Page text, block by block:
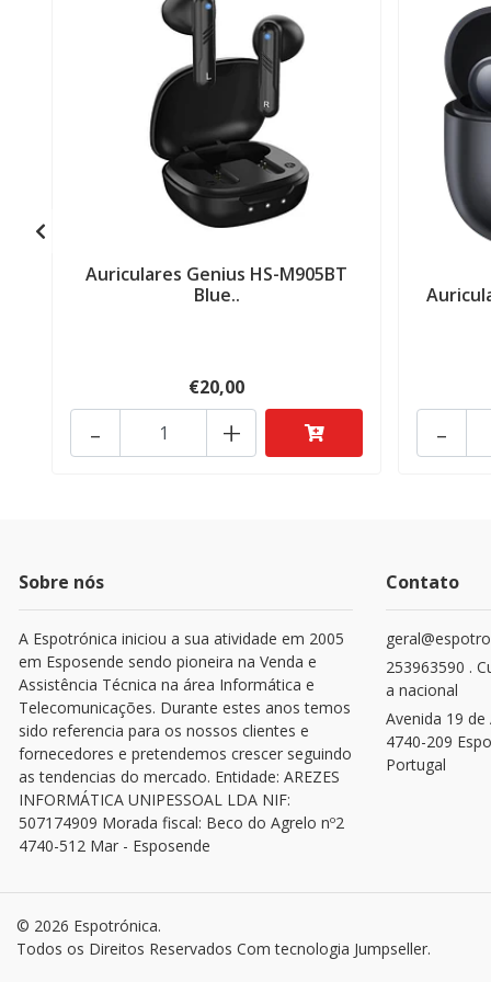
Auriculares Genius HS-M905BT
Blue..
€20,00
+
- -
Sobre nós
A Espotrónica iniciou a sua atividade em 2005
em Esposende sendo pioneira na Venda e
Assistência Técnica na área Informática e
Telecomunicações. Durante estes anos temos
sido referencia para os nossos clientes e
fornecedores e pretendemos crescer seguindo
as tendencias do mercado. Entidade: AREZES
INFORMÁTICA UNIPESSOAL LDA NIF:
507174909 Morada fiscal: Beco do Agrelo nº2
4740-512 Mar - Esposende
Contato
253963590 .
a nacional
Avenida 19
4740-209
Portugal
© 2026 Espotrónica.
Todos os Direitos Reservados Com tecnologia Jumpseller.